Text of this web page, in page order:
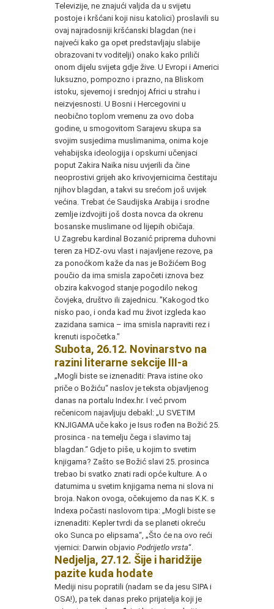
Televizije, ne znajući valjda da u svijetu
postoje i kršćani koji nisu katolici) proslavili su
ovaj najradosniji kršćanski blagdan (ne i
najveći kako ga opet predstavljaju slabije
obrazovani tv voditelji) onako kako priliči
onom dijelu svijeta gdje žive. U Evropi i Americi
luksuzno, pompozno i prazno, na Bliskom
istoku, sjevernoj i srednjoj Africi u strahu i
neizvjesnosti. U Bosni i Hercegovini u
neobično toplom vremenu za ovo doba
godine, u smogovitom Sarajevu skupa sa
svojim susjedima muslimanima, onima koje
vehabijska ideologija i opskurni učenjaci
poput Zakira Naika nisu uvjerili da čine
neoprostivi grijeh ako krivovjernicima čestitaju
njihov blagdan, a takvi su srećom još uvijek
većina. Trebat će Saudijska Arabija i srodne
zemlje izdvojiti još dosta novca da okrenu
bosanske muslimane od lijepih običaja.
U Zagrebu kardinal Bozanić priprema duhovni
teren za HDZ-ovu vlast i najavljene rezove, pa
za ponoćkom kaže da nas je Božićem Bog
poučio da ima smisla započeti iznova bez
obzira kakvogod stanje pogodilo nekog
čovjeka, društvo ili zajednicu. "Kakogod tko
nisko pao, i onda kad mu život izgleda kao
zazidana samica – ima smisla napraviti rez i
krenuti ispočetka."
Subota, 26.12. Novinarstvo na
razini literarne sekcije III-a
„Mogli biste se iznenaditi: Prava istine oko
priče o Božiću“ naslov je teksta objavljenog
danas na portalu Index.hr. I već prvom
rečenicom najavljuju debakl: „U SVETIM
KNJIGAMA uče kako je Isus rođen na Božić 25.
prosinca - na temelju čega i slavimo taj
blagdan.“ Gdje to piše, u kojim to svetim
knjigama? Zašto se Božić slavi 25. prosinca
trebao bi svatko znati radi opće kulture. A o
datumima u svetim knjigama nema ni slova ni
broja. Nakon ovoga, očekujemo da nas K.K. s
Indexa počasti naslovom tipa: „Mogli biste se
iznenaditi: Kepler tvrdi da se planeti okreću
oko Sunca po elipsama“, „Što će na ovo reći
vjernici: Darwin objavio Podrijetlo vrsta“.
Nedjelja, 27.12. Šije i haridžije
pazite kuda hodate
Mediji nisu popratili (nadam se da jesu SIPA i
OSA!), pa tek danas preko prijatelja koji je